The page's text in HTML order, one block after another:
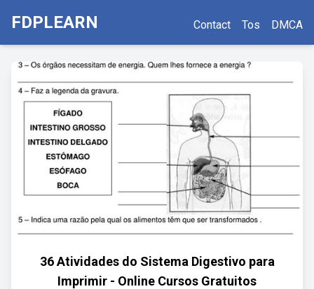
FDPLEARN Contact Tos DMCA
36 Atividades do Sistema Digestivo para
Imprimir - Online Cursos Gratuitos